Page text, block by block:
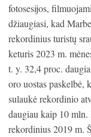
fotosesijos,
džiaugiasi, kad
rekordinius turistų
keturis 2023 m.
t. y. 32,4 proc.
oro uostas paskelbė,
sulaukė rekordinio
daugiau kaip 10
rekordinius 2019 m.